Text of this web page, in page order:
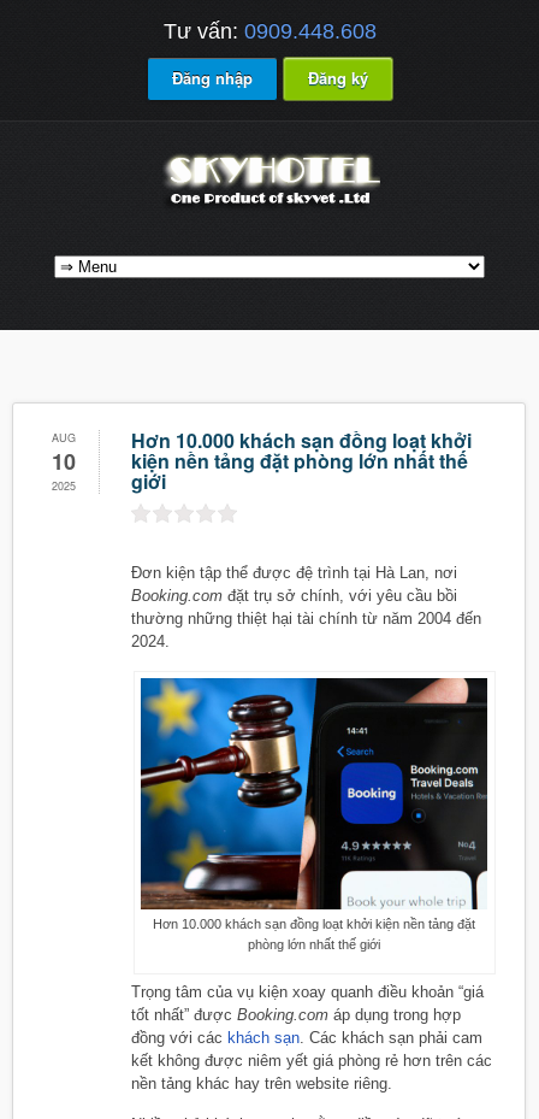
Tư vấn: 0909.448.608
Đăng nhập Đăng ký
AUG
10
2025
Hơn 10.000 khách sạn đồng loạt khởi
kiện nền tảng đặt phòng lớn nhất thế
giới
Đơn kiện tập thể được đệ trình tại Hà Lan, nơi
Booking.com đặt trụ sở chính, với yêu cầu bồi
thường những thiệt hại tài chính từ năm 2004 đến
2024.
Hơn 10.000 khách sạn đồng loạt khởi kiện nền tảng đặt
phòng lớn nhất thế giới
Trọng tâm của vụ kiện xoay quanh điều khoản “giá
tốt nhất” được Booking.com áp dụng trong hợp
đồng với các khách sạn . Các khách sạn phải cam
kết không được niêm yết giá phòng rẻ hơn trên các
nền tảng khác hay trên website riêng.